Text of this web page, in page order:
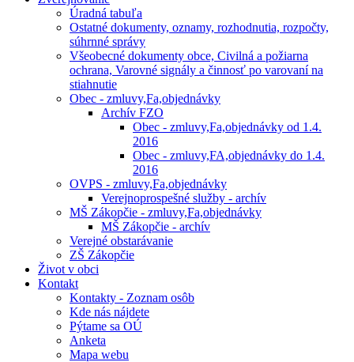
Úradná tabuľa
Ostatné dokumenty, oznamy, rozhodnutia, rozpočty,
súhrnné správy
Všeobecné dokumenty obce, Civilná a požiarna
ochrana, Varovné signály a činnosť po varovaní na
stiahnutie
Obec - zmluvy,Fa,objednávky
Archív FZO
Obec - zmluvy,Fa,objednávky od 1.4.
2016
Obec - zmluvy,FA,objednávky do 1.4.
2016
OVPS - zmluvy,Fa,objednávky
Verejnoprospešné služby - archív
MŠ Zákopčie - zmluvy,Fa,objednávky
MŠ Zákopčie - archív
Verejné obstarávanie
ZŠ Zákopčie
Život v obci
Kontakt
Kontakty - Zoznam osôb
Kde nás nájdete
Pýtame sa OÚ
Anketa
Mapa webu